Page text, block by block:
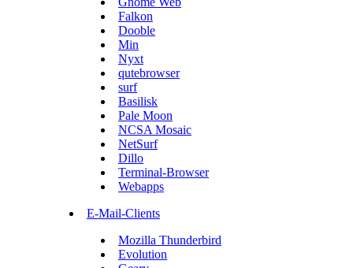
Falkon
Dooble
Min
Nyxt
qutebrowser
surf
Basilisk
Pale Moon
NCSA Mosaic
NetSurf
Dillo
Terminal-Browser
Webapps
E-Mail-Clients
Mozilla Thunderbird
Evolution